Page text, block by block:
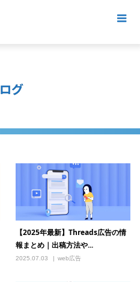
グ
【2025年最新】Threads広告の情
報まとめ｜出稿方法や...
2025.07.03 web広告